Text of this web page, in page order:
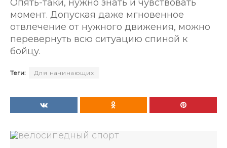
Опять-таки, нужно знать и чувствовать
момент. Допуская даже мгновенное
отвлечение от нужного движения, можно
перевернуть всю ситуацию спиной к
бойцу.
Теги: Для начинающих